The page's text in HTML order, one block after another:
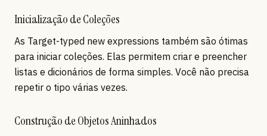
Inicialização de Coleções
As Target-typed new expressions também são ótimas
para iniciar coleções. Elas permitem criar e preencher
listas e dicionários de forma simples. Você não precisa
repetir o tipo várias vezes.
Construção de Objetos Aninhados